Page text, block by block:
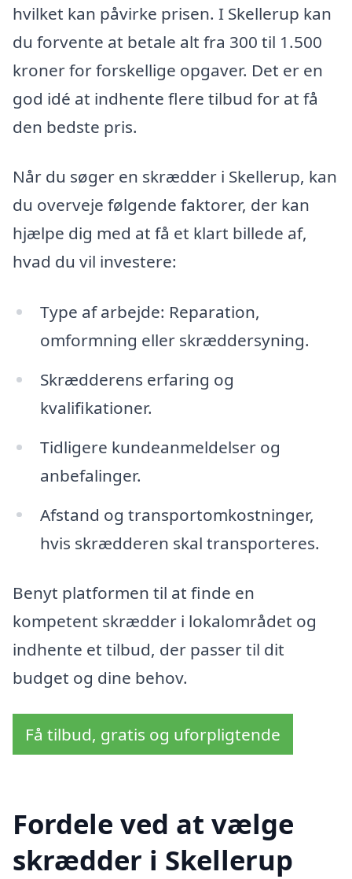
hvilket kan påvirke prisen. I Skellerup kan
du forvente at betale alt fra 300 til 1.500
kroner for forskellige opgaver. Det er en
god idé at indhente flere tilbud for at få
den bedste pris.
Når du søger en skrædder i Skellerup, kan
du overveje følgende faktorer, der kan
hjælpe dig med at få et klart billede af,
hvad du vil investere:
Type af arbejde: Reparation,
omformning eller skræddersyning.
Skrædderens erfaring og
kvalifikationer.
Tidligere kundeanmeldelser og
anbefalinger.
Afstand og transportomkostninger,
hvis skrædderen skal transporteres.
Benyt platformen til at finde en
kompetent skrædder i lokalområdet og
indhente et tilbud, der passer til dit
budget og dine behov.
Få tilbud, gratis og uforpligtende
Fordele ved at vælge
skrædder i Skellerup